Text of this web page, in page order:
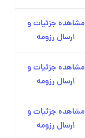
مشاهده جزئیات و
ارسال رزومه
مشاهده جزئیات و
ارسال رزومه
مشاهده جزئیات و
ارسال رزومه